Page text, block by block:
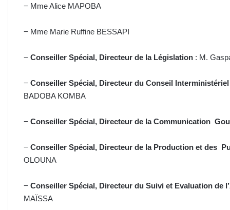
− Mme Alice MAPOBA
− Mme Marie Ruffine BESSAPI
− Conseiller Spécial, Directeur de la Législation : M.
− Conseiller Spécial, Directeur du Conseil
BADOBA KOMBA
− Conseiller Spécial, Directeur de la Communication
− Conseiller Spécial, Directeur de la Production et des
OLOUNA
− Conseiller Spécial, Directeur du Suivi et Evaluation de
MAÏSSA